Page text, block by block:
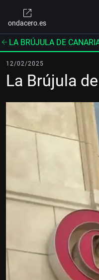
ondacero.es
LA BRÚJULA DE
12/02/2025
La Brújula